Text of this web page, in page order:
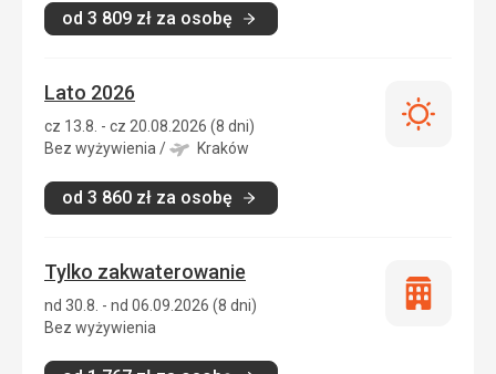
od 3 809 zł za osobę
Lato 2026
cz 13.8. - cz 20.08.2026 (8 dni)
Bez wyżywienia/ Kraków
od 3 860 zł za osobę
Lato
Tylko zakwaterowanie
nd 30.8. - nd 06.09.2026 (8 dni)
Bez wyżywienia
Tylko